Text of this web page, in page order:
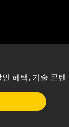
혜택, 기술 콘텐